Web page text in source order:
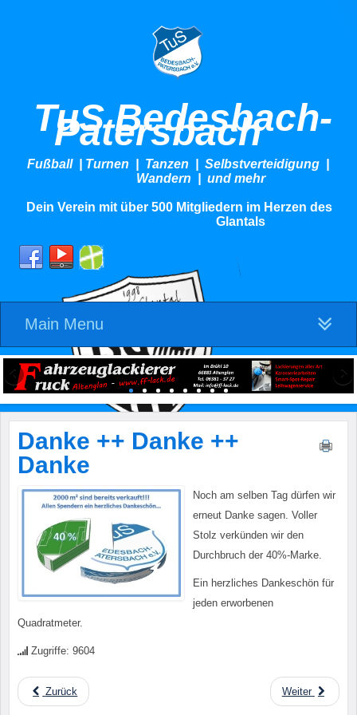
TuS Bedesbach-
Patersbach
Fußball | Turnen | Tanzen | Selbstverteidigung |
Wandern | und mehr
Dein Verein mit über 500 Mitgliedern im Herzen des
Glantals
Main Menu
Danke ++ Danke ++
Danke
Noch am selben Tag dürfen wir
erneut Danke sagen. Voller
Stolz verkünden wir den
Durchbruch der 40%-Marke.
Ein herzliches Dankeschön für
jeden erworbenen
Quadratmeter.
Zugriffe: 9604
Zurück Weiter